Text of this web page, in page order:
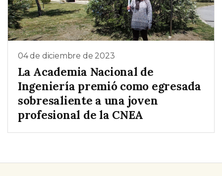
04 de diciembre de 2023
La Academia Nacional de
Ingeniería premió como egresada
sobresaliente a una joven
profesional de la CNEA